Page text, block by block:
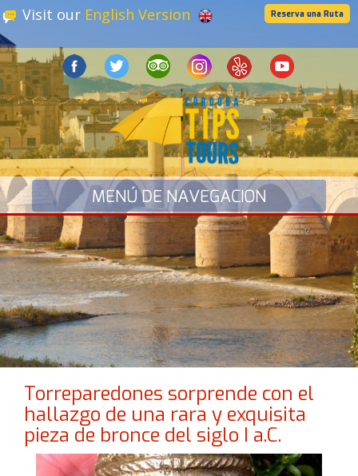
Visit our English Version Reserva una Ruta
Torreparedones sorprende con el
hallazgo de una rara y exquisita
pieza de bronce del siglo I a.C.